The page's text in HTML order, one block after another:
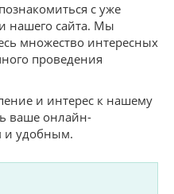
с уже
нашего сайта. Мы
множество интересных
проведения
и интерес к нашему
ваше онлайн-
и удобным.